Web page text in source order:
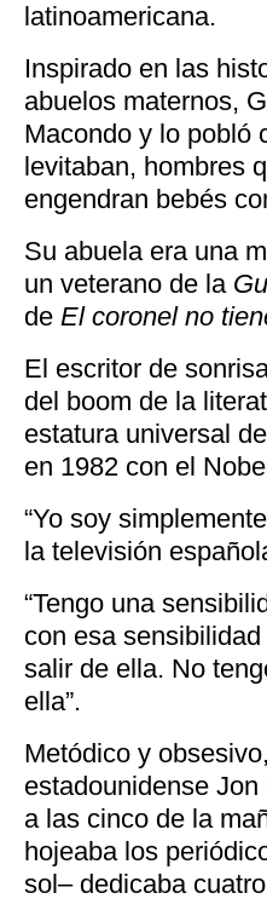
latinoamericana.
Inspirado en las
abuelos maternos,
Macondo y lo pobló
levitaban, hombres
engendran bebés
Su abuela era una
un veterano de la
de El coronel no
El escritor de
del boom de la
estatura universal
en 1982 con el
“Yo soy
la televisión
“Tengo una
con esa
salir de ella. No
ella”.
Metódico y
estadounidense
a las cinco de la
hojeaba los
sol– dedicaba